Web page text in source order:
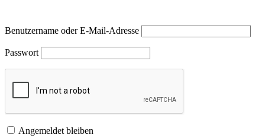
Benutzername oder E-Mail-Adresse
Passwort
Angemeldet bleiben